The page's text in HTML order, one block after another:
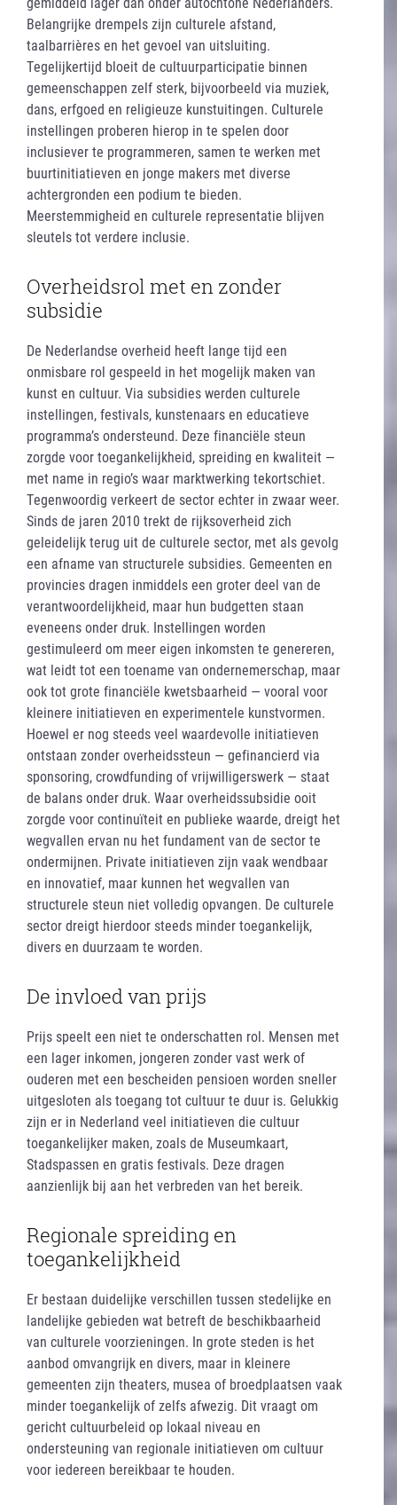
Belangrijke drempels zijn culturele afstand,
taalbarrières en het gevoel van uitsluiting.
Tegelijkertijd bloeit de cultuurparticipatie binnen
gemeenschappen zelf sterk, bijvoorbeeld via muziek,
dans, erfgoed en religieuze kunstuitingen. Culturele
instellingen proberen hierop in te spelen door
inclusiever te programmeren, samen te werken met
buurtinitiatieven en jonge makers met diverse
achtergronden een podium te bieden.
Meerstemmigheid en culturele representatie blijven
sleutels tot verdere inclusie.
Overheidsrol met en zonder
subsidie
De Nederlandse overheid heeft lange tijd een
onmisbare rol gespeeld in het mogelijk maken van
kunst en cultuur. Via subsidies werden culturele
instellingen, festivals, kunstenaars en educatieve
programma’s ondersteund. Deze financiële steun
zorgde voor toegankelijkheid, spreiding en kwaliteit —
met name in regio’s waar marktwerking tekortschiet.
Tegenwoordig verkeert de sector echter in zwaar weer.
Sinds de jaren 2010 trekt de rijksoverheid zich
geleidelijk terug uit de culturele sector, met als gevolg
een afname van structurele subsidies. Gemeenten en
provincies dragen inmiddels een groter deel van de
verantwoordelijkheid, maar hun budgetten staan
eveneens onder druk. Instellingen worden
gestimuleerd om meer eigen inkomsten te genereren,
wat leidt tot een toename van ondernemerschap, maar
ook tot grote financiële kwetsbaarheid — vooral voor
kleinere initiatieven en experimentele kunstvormen.
Hoewel er nog steeds veel waardevolle initiatieven
ontstaan zonder overheidssteun — gefinancierd via
sponsoring, crowdfunding of vrijwilligerswerk — staat
de balans onder druk. Waar overheidssubsidie ooit
zorgde voor continuïteit en publieke waarde, dreigt het
wegvallen ervan nu het fundament van de sector te
ondermijnen. Private initiatieven zijn vaak wendbaar
en innovatief, maar kunnen het wegvallen van
structurele steun niet volledig opvangen. De culturele
sector dreigt hierdoor steeds minder toegankelijk,
divers en duurzaam te worden.
De invloed van prijs
Prijs speelt een niet te onderschatten rol. Mensen met
een lager inkomen, jongeren zonder vast werk of
ouderen met een bescheiden pensioen worden sneller
uitgesloten als toegang tot cultuur te duur is. Gelukkig
zijn er in Nederland veel initiatieven die cultuur
toegankelijker maken, zoals de Museumkaart,
Stadspassen en gratis festivals. Deze dragen
aanzienlijk bij aan het verbreden van het bereik.
Regionale spreiding en
toegankelijkheid
Er bestaan duidelijke verschillen tussen stedelijke en
landelijke gebieden wat betreft de beschikbaarheid
van culturele voorzieningen. In grote steden is het
aanbod omvangrijk en divers, maar in kleinere
gemeenten zijn theaters, musea of broedplaatsen vaak
minder toegankelijk of zelfs afwezig. Dit vraagt om
gericht cultuurbeleid op lokaal niveau en
ondersteuning van regionale initiatieven om cultuur
voor iedereen bereikbaar te houden.